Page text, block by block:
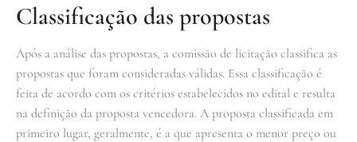
Classificação das propostas
Após a análise das propostas, a comissão de licitação classifica as
propostas que foram consideradas válidas. Essa classificação é
feita de acordo com os critérios estabelecidos no edital e resulta
na definição da proposta vencedora. A proposta classificada em
primeiro lugar, geralmente, é a que apresenta o menor preço ou